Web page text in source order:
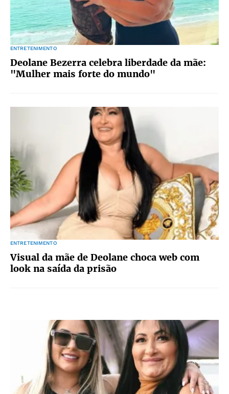
ENTRETENIMENTO
Deolane Bezerra celebra liberdade da mãe:
"Mulher mais forte do mundo"
ENTRETENIMENTO
Visual da mãe de Deolane choca web com
look na saída da prisão